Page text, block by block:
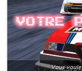
Votre
Vous